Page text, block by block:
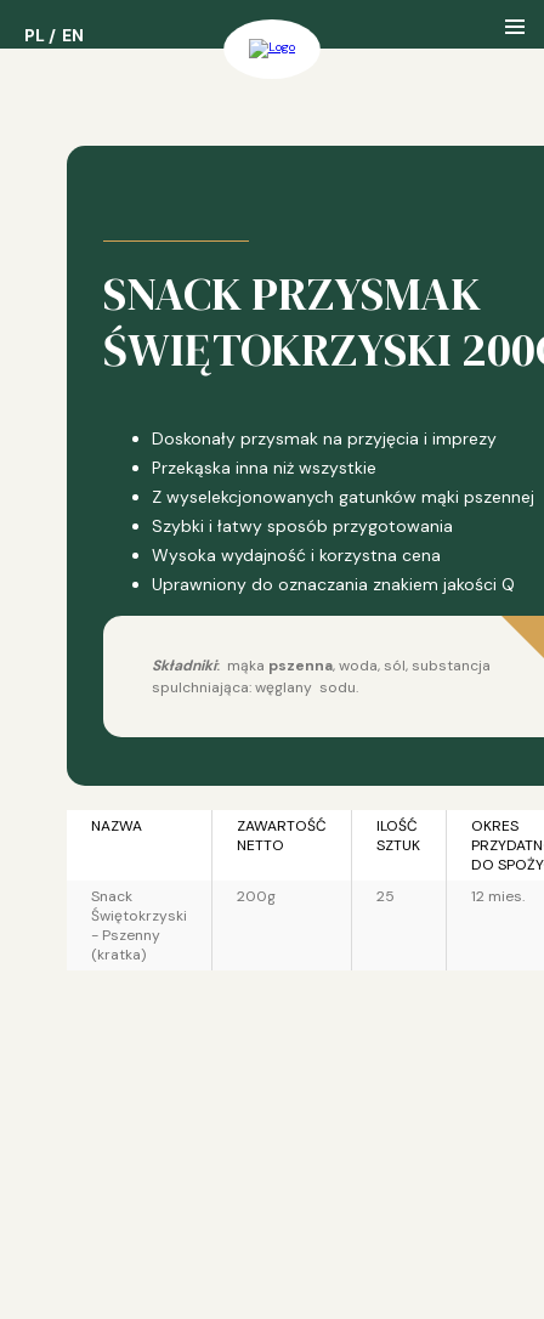
PL EN
PL EN
наша история
наши награды
SNACK PRZYSMAK
ŚWIĘTOKRZYSKI
Doskonały przysmak na przyjęcia i imprezy
Przekąska inna niż wszystkie
Z wyselekcjonowanych gatunków mąki pszennej
Szybki i łatwy sposób przygotowania
Wysoka wydajność i korzystna cena
Uprawniony do oznaczania znakiem jakości Q
Składniki: mąka pszenna, woda, sól, substancja
spulchniająca: węglany sodu.
NAZWA
ZAWARTOŚĆ
NETTO
ILOŚĆ
SZTUK
OKRES
DO
Snack
Świętokrzyski
- Pszenny
(kratka)
200g 25 12 mies.